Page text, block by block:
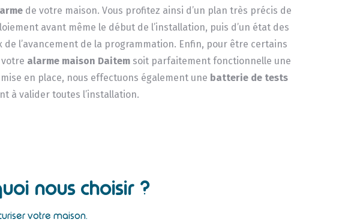
de votre maison. Vous profitez ainsi d’un plan très précis de
avant même le début de l’installation, puis d’un état des
de l’avancement de la programmation. Enfin, pour être certains
alarme maison Daitem soit parfaitement fonctionnelle une
en place, nous effectuons également une batterie de tests
à valider toutes l’installation.
nous choisir ?
votre maison.